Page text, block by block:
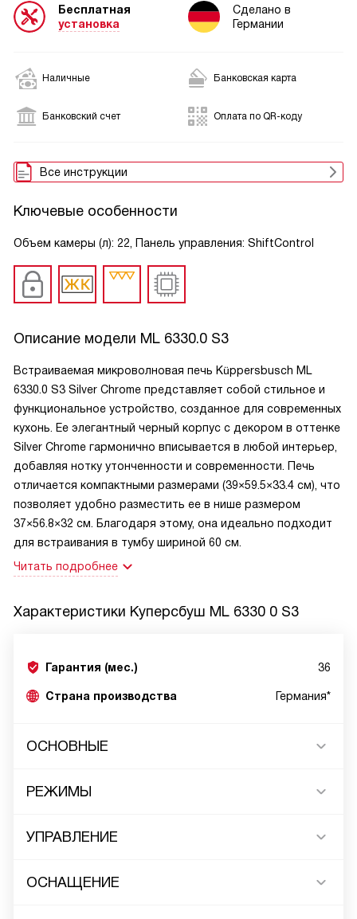
Бесплатная
установка
Сделано в
Германии
Наличные Банковская карта
Банковский счет Оплата по QR-коду
Все инструкции
Ключевые особенности
Объем камеры (л): 22, Панель управления: ShiftControl
Описание модели ML 6330.0 S3
Встраиваемая микроволновая печь Küppersbusch ML
6330.0 S3 Silver Chrome представляет собой стильное и
функциональное устройство, созданное для современных
кухонь. Ее элегантный черный корпус с декором в оттенке
Silver Chrome гармонично вписывается в любой интерьер,
добавляя нотку утонченности и современности. Печь
отличается компактными размерами (39×59.5×33.4 см), что
позволяет удобно разместить ее в нише размером
37×56.8×32 см. Благодаря этому, она идеально подходит
для встраивания в тумбу шириной 60 см.
Читать подробнее
Характеристики Куперсбуш ML 6330 0 S3
Гарантия (мес.) 36
Страна производства Германия*
ОСНОВНЫЕ
РЕЖИМЫ
УПРАВЛЕНИЕ
ОСНАЩЕНИЕ